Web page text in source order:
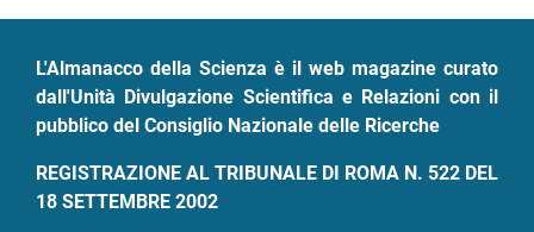
L'Almanacco della Scienza è il web magazine curato
dall'Unità Divulgazione Scientifica e Relazioni con il
pubblico del Consiglio Nazionale delle Ricerche
REGISTRAZIONE AL TRIBUNALE DI ROMA N. 522 DEL
18 SETTEMBRE 2002